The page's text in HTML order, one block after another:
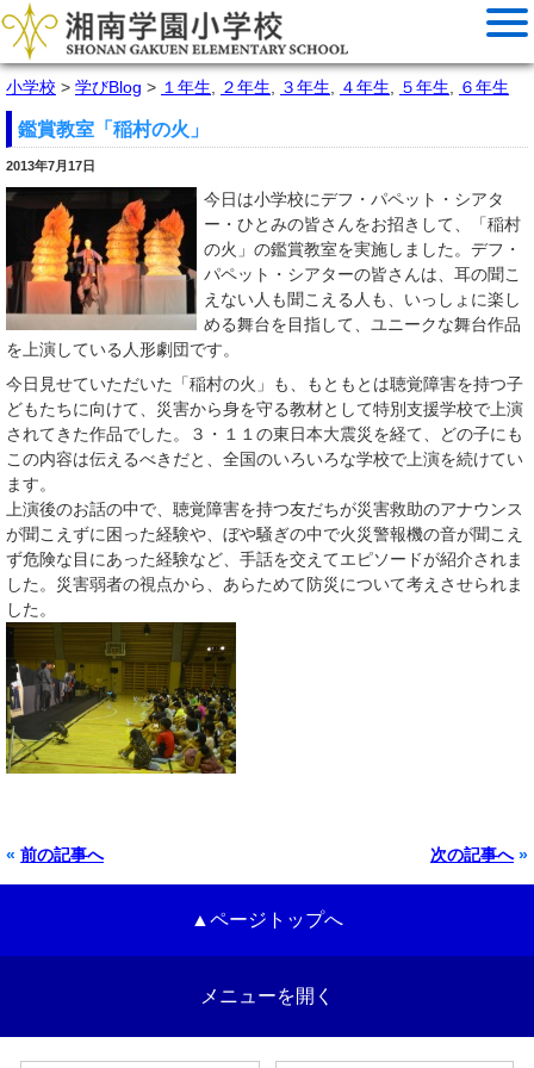
小学校 > 学びBlog > １年生 ２年生 ３年生 ４年生 ５年生 ６年生
鑑賞教室「稲村の火」
2013年7月17日
今日は小学校にデフ・パペット・シアタ
ー・ひとみの皆さんをお招きして、「稲村
の火」の鑑賞教室を実施しました。デフ・
パペット・シアターの皆さんは、耳の聞こ
えない人も聞こえる人も、いっしょに楽し
める舞台を目指して、ユニークな舞台作品
を上演している人形劇団です。
今日見せていただいた「稲村の火」も、もともとは聴覚障害を持つ子
どもたちに向けて、災害から身を守る教材として特別支援学校で上演
されてきた作品でした。３・１１の東日本大震災を経て、どの子にも
この内容は伝えるべきだと、全国のいろいろな学校で上演を続けてい
ます。
上演後のお話の中で、聴覚障害を持つ友だちが災害救助のアナウンス
が聞こえずに困った経験や、ぼや騒ぎの中で火災警報機の音が聞こえ
ず危険な目にあった経験など、手話を交えてエピソードが紹介されま
した。災害弱者の視点から、あらためて防災について考えさせられま
した。
« 前の記事へ 次の記事へ»
▲ページトップへ
メニューを開く